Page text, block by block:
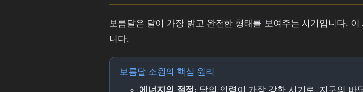
보름달은 달이 가장 밝고 완전한 형태 를 보여주는 시기입니다.
니다.
보름달 소원의 핵심 원리
에너지의 절정: 달의 인력이 가장 강한 시기로, 지구의 바